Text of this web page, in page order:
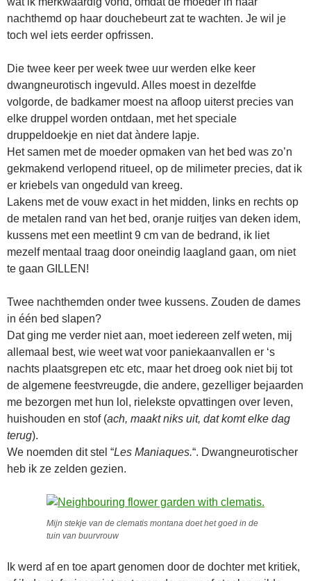
nachthemd op haar douchebeurt zat te wachten. Je wil je
toch wel iets eerder opfrissen.
Die twee keer per week twee uur werden elke keer
dwangneurotisch ingevuld. Alles moest in dezelfde
volgorde, de badkamer moest na afloop uiterst precies van
elke druppel worden ontdaan, met het speciale
druppeldoekje en niet dat àndere lapje.
Het samen met de moeder opmaken van het bed was zo’n
gekmakend verlopend ritueel, op de milimeter precies, dat ik
er kriebels van ongeduld van kreeg.
Lakens met de vouw exact in het midden, links en rechts op
de metalen rand van het bed, oranje ruitjes van deken idem,
kussens met een meetlint 9 cm van de bedrand, ik liet
mezelf mentaal traag door oneindig laagland gaan, om niet
te gaan GILLEN!
Twee nachthemden onder twee kussens. Zouden de dames
in één bed slapen?
Dat ging me verder niet aan, moet iedereen zelf weten, mij
allemaal best, wie weet wat voor paniekaanvallen er ‘s
nachts plaatsgrepen etc etc, maar het droeg ook niet bij tot
de algemene feestvreugde, die andere, gezelliger bejaarden
me bezorgen met hun lol, rielekste opvattingen over leven,
huishouden en stof (ach, maakt niks uit, dat komt elke dag
terug).
We noemden dit stel “Les Maniaques.“. Dwangneurotischer
heb ik ze zelden gezien.
Mijn stekje van de clematis montana doet het goed in de
tuin van buurvrouw
Ik werd af en toe apart genomen door de dochter met kritiek,